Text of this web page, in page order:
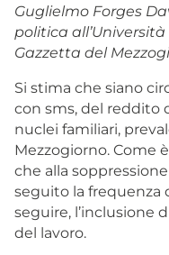
Guglielmo Forges
politica
Gazzetta del
Si stima che siano
con sms, del reddito
nuclei familiari,
Mezzogiorno. Come
che alla
seguito la frequenza
seguire, l’inclusione
del lavoro.